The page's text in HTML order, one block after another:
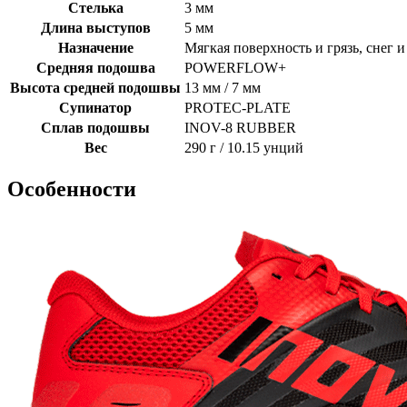
Стелька
3 мм
Длина выступов
5 мм
Назначение
Мягкая поверхность и грязь, снег
Средняя подошва
POWERFLOW+
Высота средней подошвы 13 мм / 7 мм
Супинатор
PROTEC-PLATE
Сплав подошвы
INOV-8 RUBBER
Вес
290 г / 10.15 унций
Особенности